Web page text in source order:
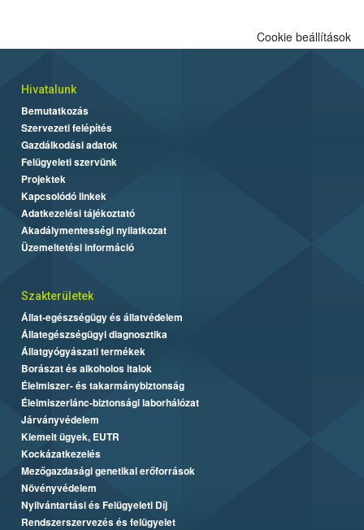
Cookie beállítások
Hivatalunk
Bemutatkozás
Szervezeti felépítés
Gazdálkodási adatok
Felügyeleti szervünk
Projektek
Kapcsolódó linkek
Adatkezelési tájékoztató
Akadálymentességi nyilatkozat
Üzemeltetési információ
Szakterületek
Állat-egészségügy és állatvédelem
Állategészségügyi diagnosztika
Állatgyógyászati termékek
Borászat és alkoholos italok
Élelmiszer- és takarmánybiztonság
Élelmiszerlánc-biztonsági laborhálózat
Járványvédelem
Kiemelt ügyek, EUTR
Kockázatkezelés
Mezőgazdasági genetikai erőforrások
Növényvédelem
Nyilvántartási és Felügyeleti Díj
Rendszerszervezés és felügyelet